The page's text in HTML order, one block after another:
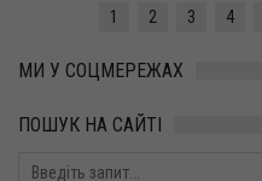
1 2 3 4
МИ У СОЦМЕРЕЖАХ
ПОШУК НА САЙТІ